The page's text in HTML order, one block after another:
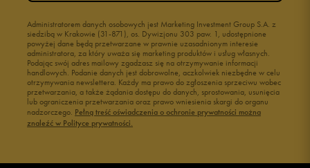
1 0%
Jak zbieramy opinie?
Administratorem danych osobowych jest Marketing Investment Group S.A. z
siedzibą w Krakowie (31-871), os. Dywizjonu 303 paw. 1, udostępnione
powyżej dane będą przetwarzane w prawnie uzasadnionym interesie
administratora, za który uważa się marketing produktów i usług własnych.
Podając swój adres mailowy zgadzasz się na otrzymywanie informacji
handlowych. Podanie danych jest dobrowolne, aczkolwiek niezbędne w celu
otrzymywania newslettera. Każdy ma prawo do zgłoszenia sprzeciwu wobec
przetwarzania, a także żądania dostępu do danych, sprostowania, usunięcia
lub ograniczenia przetwarzania oraz prawo wniesienia skargi do organu
nadzorczego. Pełną treść oświadczenia o ochronie prywatności można
znaleźć w Polityce prywatności.